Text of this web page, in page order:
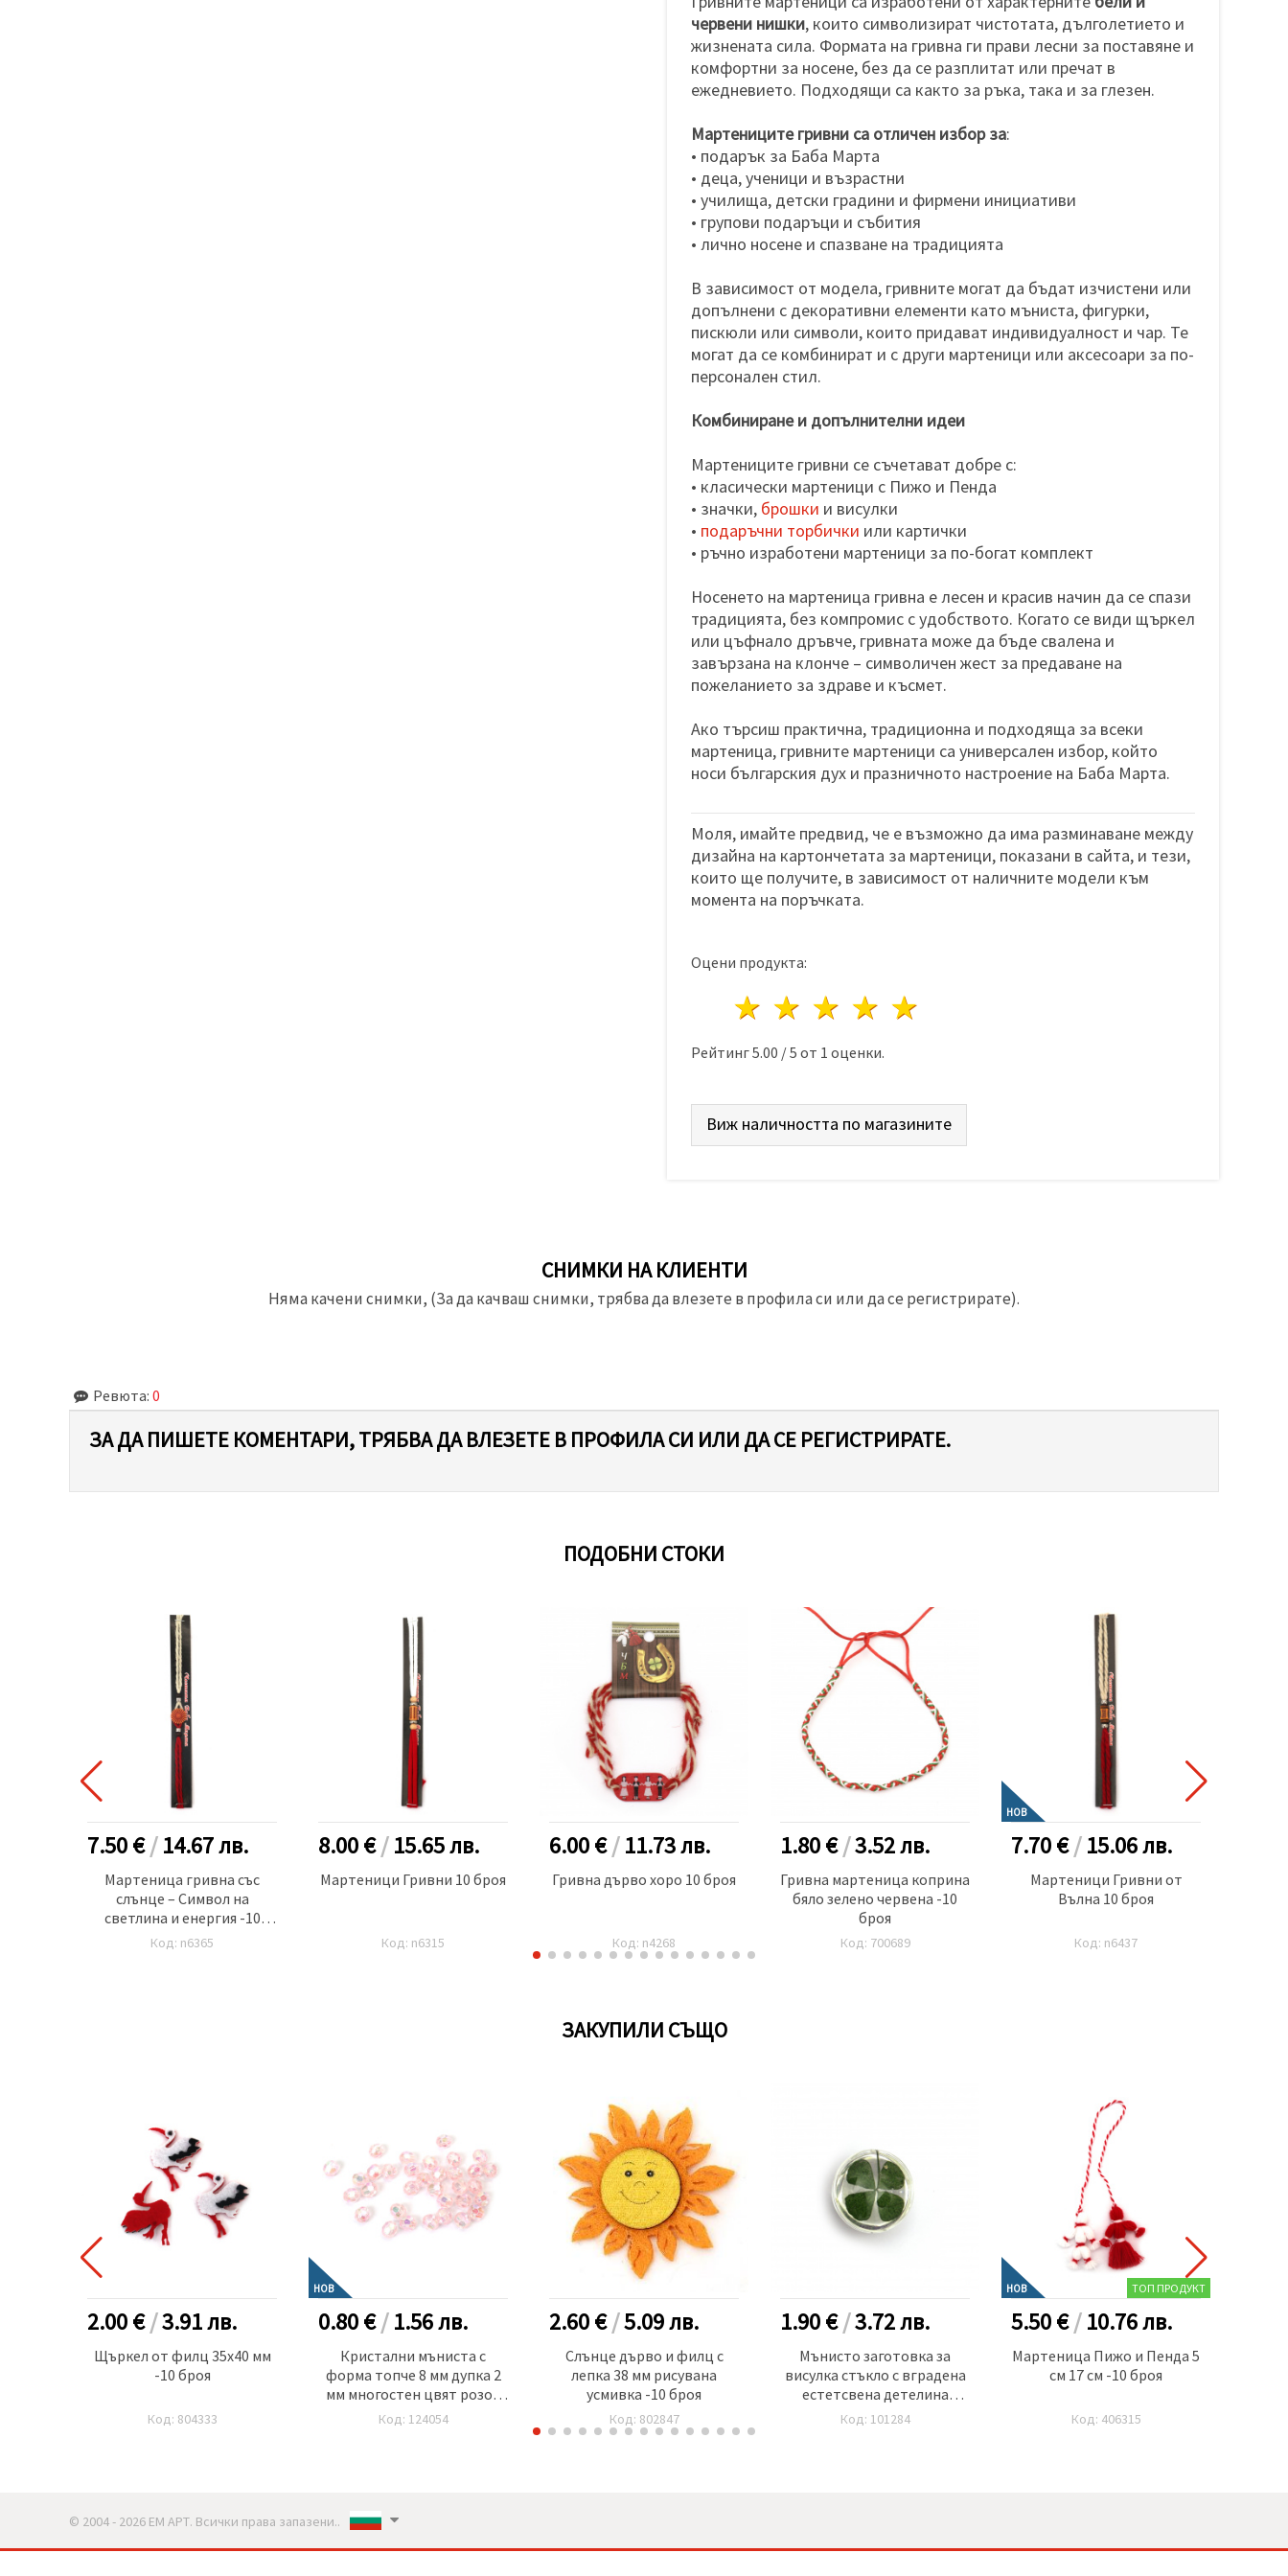
червени нишки, които символизират чистотата, дълголетието и
жизнената сила. Формата на гривна ги прави лесни за поставяне и
комфортни за носене, без да се разплитат или пречат в
ежедневието. Подходящи са както за ръка, така и за глезен.
Мартениците гривни са отличен избор за:
• подарък за Баба Марта
• деца, ученици и възрастни
• училища, детски градини и фирмени инициативи
• групови подаръци и събития
• лично носене и спазване на традицията
В зависимост от модела, гривните могат да бъдат изчистени или
допълнени с декоративни елементи като мъниста, фигурки,
пискюли или символи, които придават индивидуалност и чар. Те
могат да се комбинират и с други мартеници или аксесоари за по-
персонален стил.
Комбиниране и допълнителни идеи
Мартениците гривни се съчетават добре с:
• класически мартеници с Пижо и Пенда
• значки, брошки и висулки
• подаръчни торбички или картички
• ръчно изработени мартеници за по-богат комплект
Носенето на мартеница гривна е лесен и красив начин да се спази
традицията, без компромис с удобството. Когато се види щъркел
или цъфнало дръвче, гривната може да бъде свалена и
завързана на клонче – символичен жест за предаване на
пожеланието за здраве и късмет.
Ако търсиш практична, традиционна и подходяща за всеки
мартеница, гривните мартеници са универсален избор, който
носи българския дух и празничното настроение на Баба Марта.
Моля, имайте предвид, че е възможно да има разминаване между
дизайна на картончетата за мартеници, показани в сайта, и тези,
които ще получите, в зависимост от наличните модели към
момента на поръчката.
Оцени продукта:
4 звезди
3 звезди
2 звезди
1 звезда
Рейтинг5.00 /5 от 1 оценки.
Виж наличността по магазините
СНИМКИ НА КЛИЕНТИ
Няма качени снимки, (За да качваш снимки, трябва да влезете в профила си или да се регистрирате).
Ревюта: 0
ЗА ДА ПИШЕТЕ КОМЕНТАРИ, ТРЯБВА ДА ВЛЕЗЕТЕ В ПРОФИЛА СИ ИЛИ ДА СЕ РЕГИСТРИРАТЕ.
ПОДОБНИ СТОКИ
7.50 €/14.67лв.
Мартеница гривна със
слънце – Символ на
светлина и енергия -10
броя
Код: n6365
8.00 €/15.65лв.
Мартеници Гривни 10 броя
Код: n6315
6.00 €/11.73лв.
Гривна дърво хоро 10 броя
Код: n4268
1.80 €/3.52лв.
Гривна мартеница коприна
бяло зелено червена -10
броя
Код: 700689
НОВ
7.70 €/15.06лв.
Мартеници Гривни от
Вълна 10 броя
Код: n6437
ЗАКУПИЛИ СЪЩО
2.00 €/3.91лв.
Щъркел от филц 35x40 мм
-10 броя
Код: 804333
НОВ
0.80 €/1.56лв.
Кристални мъниста с
форма топче 8 мм дупка 2
мм многостен цвят розов
ДЪГА -20 грама ~80 броя
Код: 124054
2.60 €/5.09лв.
Слънце дърво и филц с
лепка 38 мм рисувана
усмивка -10 броя
Код: 802847
1.90 €/3.72лв.
Мънисто заготовка за
висулка стъкло с вградена
естетсвена детелина
18~20x10~14 мм
Код: 101284
НОВ ТОП ПРОДУКТ
5.50 €/10.76лв.
Мартеница Пижо и Пенда 5
см 17 см -10 броя
Код: 406315
© 2004 - 2026 ЕМ АРТ. Всички права запазени..